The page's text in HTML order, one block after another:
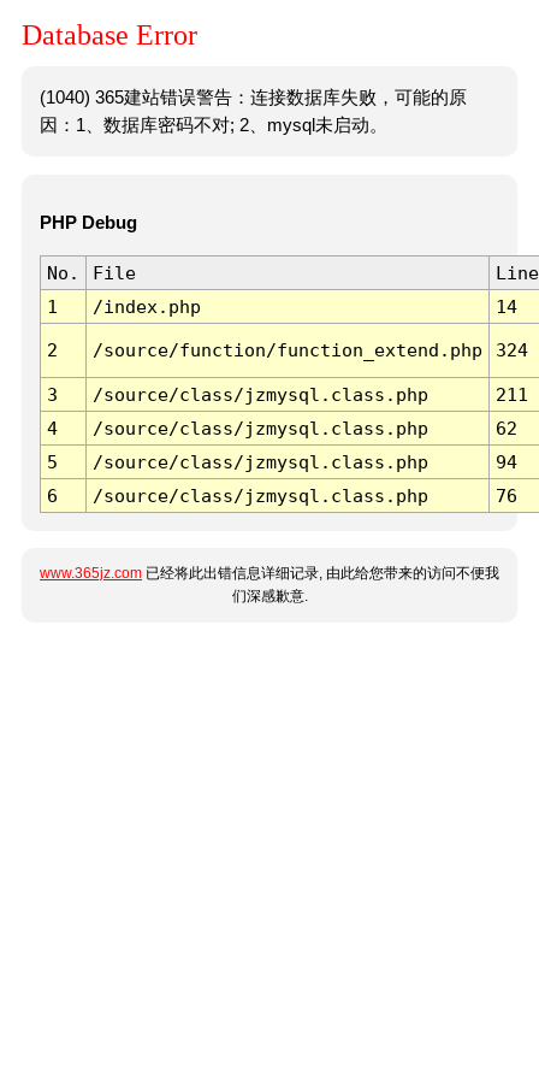
Database Error
(1040) 365建站错误警告：连接数据库失败，可能的原
因：1、数据库密码不对; 2、mysql未启动。
PHP Debug
No. File
Line
1
/index.php 14
2 /source/function/function_extend.php 324
3 /source/class/jzmysql.class.php
211
4
/source/class/jzmysql.class.php
62
5
/source/class/jzmysql.class.php
94
6
/source/class/jzmysql.class.php 76
www.365jz.com 已经将此出错信息详细记录, 由此给您带来的访问不便我
们深感歉意.